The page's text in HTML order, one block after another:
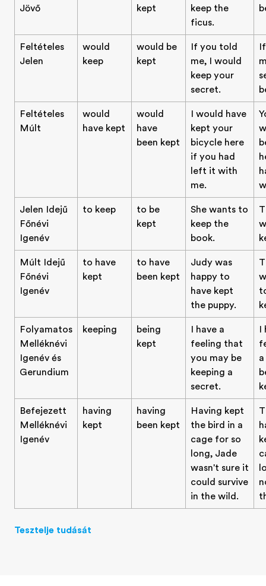
Jövő
kept
keep the
ficus.
Feltételes
Jelen
would
keep
would be
kept
If you told
me, I would
keep your
secret.
Feltételes
Múlt
would
have kept
would
have
been kept
I would have
kept your
bicycle here
if you had
left it with
me.
Jelen Idejű
Főnévi
Igenév
to keep
to be
kept
She wants to
keep the
book.
Múlt Idejű
Főnévi
Igenév
to have
kept
to have
been kept
Judy was
happy to
have kept
the puppy.
Folyamatos
Melléknévi
Igenév és
Gerundium
keeping
being
kept
I have a
feeling that
you may be
keeping a
secret.
I
Befejezett
Melléknévi
Igenév
having
kept
having
been kept
Having kept
the bird in a
cage for so
long, Jade
wasn't sure it
could survive
in the wild.
Tesztelje tudását